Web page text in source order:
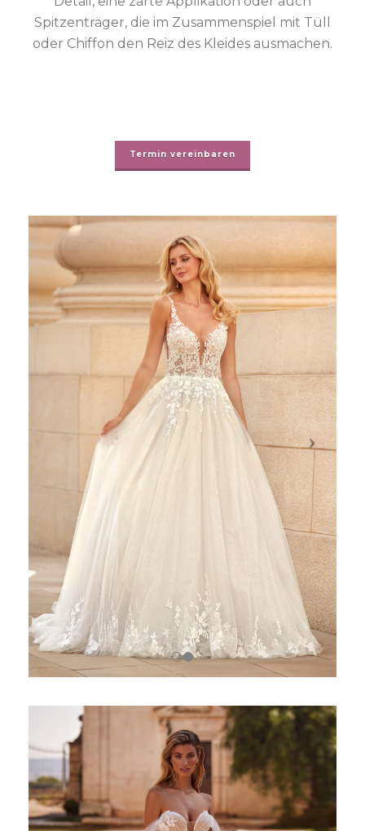
Spitzenträger, die im Zusammenspiel mit Tüll
oder Chiffon den Reiz des Kleides ausmachen.
Termin vereinbaren